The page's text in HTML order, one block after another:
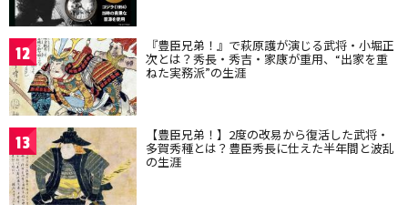
12 『豊臣兄弟！』で萩原護が演じる武将・小堀正
次とは？秀長・秀吉・家康が重用、“出家を重
ねた実務派”の生涯
13 【豊臣兄弟！】2度の改易から復活した武将・
多賀秀種とは？豊臣秀長に仕えた半年間と波乱
の生涯